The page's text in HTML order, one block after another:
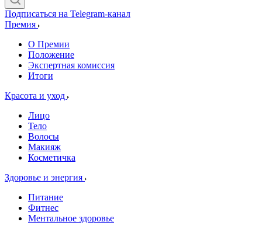
Подписаться на Telegram-канал
Премия
О Премии
Положение
Экспертная комиссия
Итоги
Красота и уход
Лицо
Тело
Волосы
Макияж
Косметичка
Здоровье и энергия
Питание
Фитнес
Ментальное здоровье